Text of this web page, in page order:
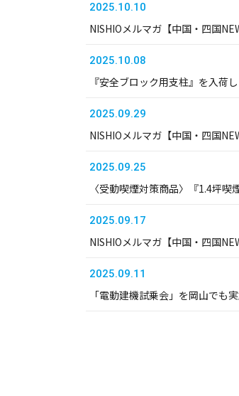
2025.10.10
NISHIOメルマガ【中国・四国
2025.10.08
『安全ブロック用支柱』を入荷
2025.09.29
NISHIOメルマガ【中国・四国
2025.09.25
〈受動喫煙対策商品〉『1.4坪喫
2025.09.17
NISHIOメルマガ【中国・四国
2025.09.11
「電動建機試乗会」を岡山でも